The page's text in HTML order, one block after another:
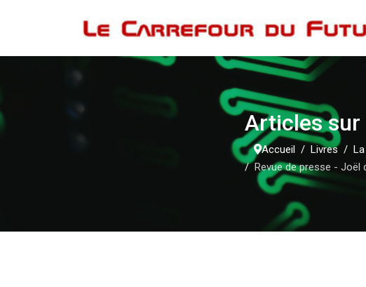
Articles sur
Accueil Livres
Revue de presse - Joël